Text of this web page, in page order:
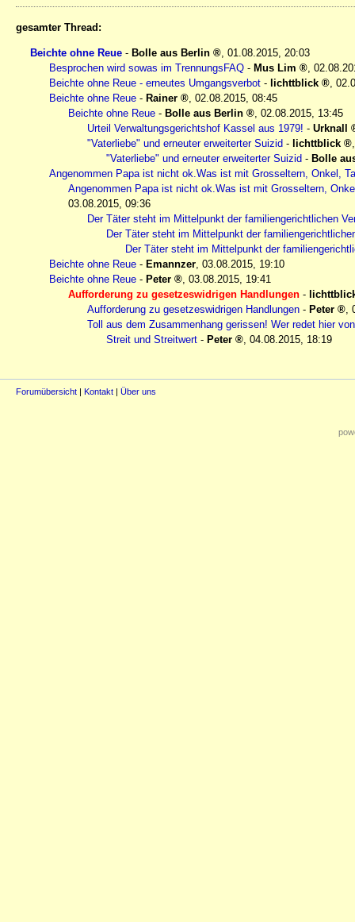
gesamter Thread:
Beichte ohne Reue - Bolle aus Berlin , 01.08.2015, 20:03
Besprochen wird sowas im TrennungsFAQ - Mus Lim ,
Beichte ohne Reue - erneutes Umgangsverbot - lichttblick ,
Beichte ohne Reue - Rainer , 02.08.2015, 08:45
Beichte ohne Reue - Bolle aus Berlin , 02.08.2015, 13:45
Urteil Verwaltungsgerichtshof Kassel aus 1979! - Urknall
"Vaterliebe" und erneuter erweiterter Suizid - lichttblick
"Vaterliebe" und erneuter erweiterter Suizid - Bolle
Angenommen Papa ist nicht ok.Was ist mit Grosseltern, Onkel,
Angenommen Papa ist nicht ok.Was ist mit Grosseltern,
03.08.2015, 09:36
Der Täter steht im Mittelpunkt der familiengerichtlichen
Der Täter steht im Mittelpunkt der
Der Täter steht im Mittelpunkt der
Beichte ohne Reue - Emannzer, 03.08.2015, 19:10
Beichte ohne Reue - Peter , 03.08.2015, 19:41
Aufforderung zu gesetzeswidrigen Handlungen -
Aufforderung zu gesetzeswidrigen Handlungen - Peter ,
Toll aus dem Zusammenhang gerissen! Wer redet hier
Streit und Streitwert - Peter , 04.08.2015, 18:19
Forumübersicht | Kontakt | Über uns